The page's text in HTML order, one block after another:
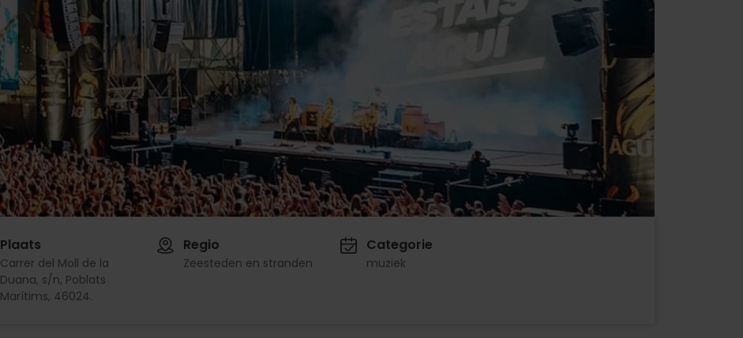
Plaats
Carrer del Moll de la
Duana, s/n, Poblats
Marítims, 46024.
Regio
Zeesteden en stranden
Categorie
muziek